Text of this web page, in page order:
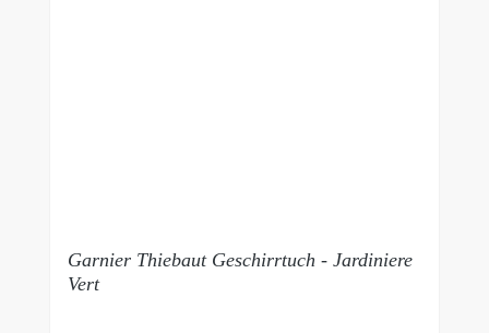
Garnier Thiebaut Geschirrtuch - Jardiniere
Vert